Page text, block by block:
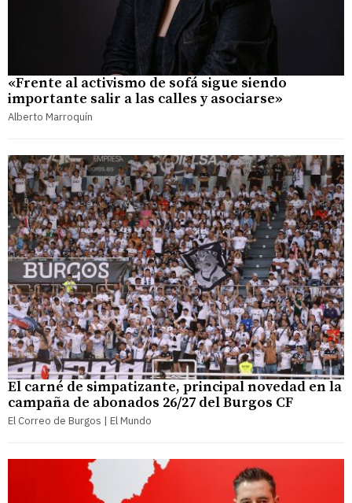
«Frente al activismo de sofá sigue siendo
importante salir a las calles y asociarse»
Alberto Marroquín
El carné de simpatizante, principal novedad en la
campaña de abonados 26/27 del Burgos CF
El Correo de Burgos | El Mundo